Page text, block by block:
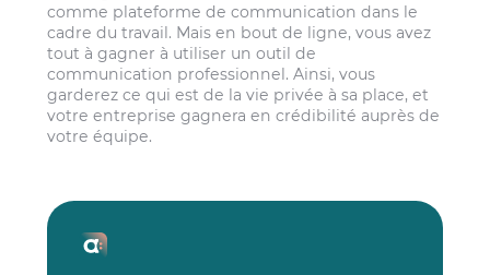
comme plateforme de communication dans le
cadre du travail. Mais en bout de ligne, vous avez
tout à gagner à utiliser un outil de
communication professionnel. Ainsi, vous
garderez ce qui est de la vie privée à sa place, et
votre entreprise gagnera en crédibilité auprès de
votre équipe.